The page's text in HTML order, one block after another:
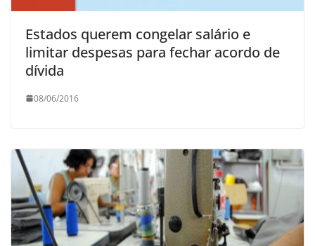
Estados querem congelar salário e
limitar despesas para fechar acordo de
dívida
08/06/2016